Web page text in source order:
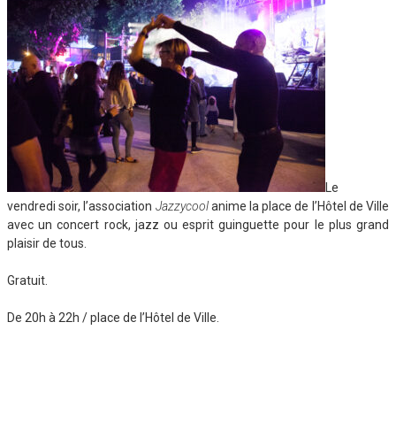
Le
vendredi soir, l’association Jazzycoolanime la place de l’Hôtel de Ville
avec un concert rock, jazz ou esprit guinguette pour le plus grand
plaisir de tous.
Gratuit.
De 20h à 22h / place de l’Hôtel de Ville.